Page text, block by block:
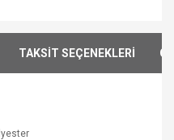
TAKSİT SEÇENEKLERİ